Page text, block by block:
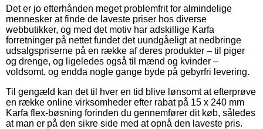
Det er jo efterhånden meget problemfrit for almindelige
mennesker at finde de laveste priser hos diverse
webbutikker, og med det motiv har adskillige Karfa
forretninger på nettet fundet det uundgåeligt at nedbringe
udsalgspriserne på en række af deres produkter – til piger
og drenge, og ligeledes også til mænd og kvinder –
voldsomt, og endda nogle gange byde på gebyrfri levering.
Til gengæld kan det til hver en tid blive lønsomt at efterprøve
en række online virksomheder efter rabat på 15 x 240 mm
Karfa flex-bøsning forinden du gennemfører dit køb, således
at man er på den sikre side med at opnå den laveste pris.